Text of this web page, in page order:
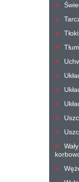
Tłoki